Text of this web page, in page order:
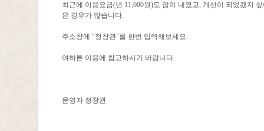
최근에 이용요금(년 11,000원)도 많이 내렸고, 개선이 되었겠지
은 경우가 많습니다.
주소창에 "정창관"를 한번 입력해보세요.
여하튼 이용에 참고하시기 바랍니다.
운영자 정창관